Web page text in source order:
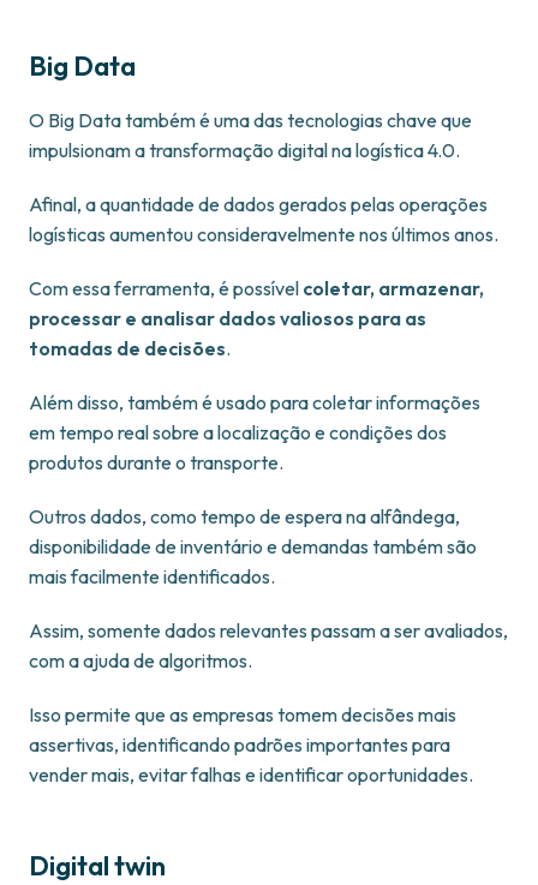
Big Data
O Big Data também é uma das tecnologias chave que
impulsionam a transformação digital na logística 4.0.
Afinal, a quantidade de dados gerados pelas operações
logísticas aumentou consideravelmente nos últimos anos.
Com essa ferramenta, é possível coletar, armazenar,
processar e analisar dados valiosos para as
tomadas de decisões.
Além disso, também é usado para coletar informações
em tempo real sobre a localização e condições dos
produtos durante o transporte.
Outros dados, como tempo de espera na alfândega,
disponibilidade de inventário e demandas também são
mais facilmente identificados.
Assim, somente dados relevantes passam a ser avaliados,
com a ajuda de algoritmos.
Isso permite que as empresas tomem decisões mais
assertivas, identificando padrões importantes para
vender mais, evitar falhas e identificar oportunidades.
Digital twin